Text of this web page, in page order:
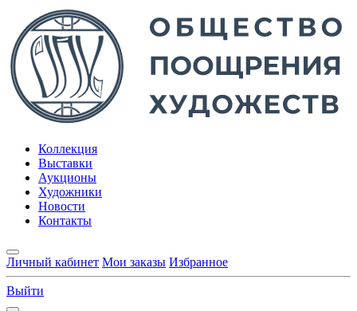
Коллекция
Выставки
Аукционы
Художники
Новости
Контакты
Личный кабинет Мои заказы Избранное
Выйти